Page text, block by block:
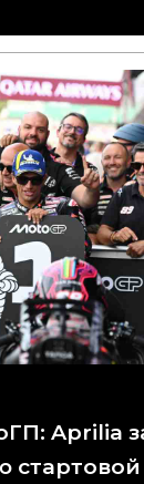
Aprilia